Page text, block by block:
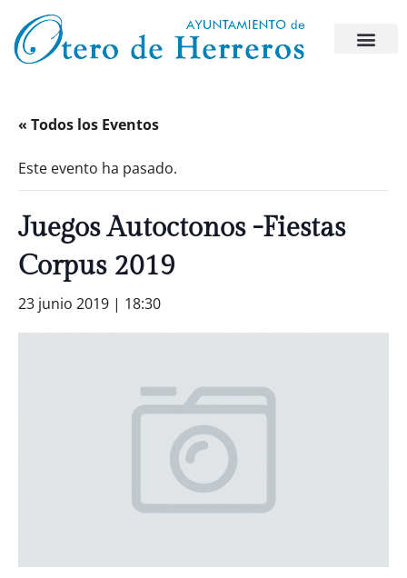
« Todos los Eventos
Este evento ha pasado.
Juegos Autoctonos -Fiestas
Corpus 2019
23 junio 2019 | 18:30